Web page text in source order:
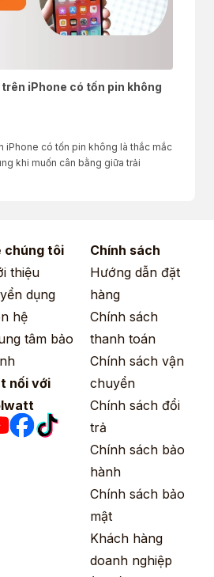
trên iPhone có tốn pin không
iPhone có tốn pin không là thắc mắc
khi muốn cân bằng giữa trải
chúng tôi
thiệu
dụng
hệ
tâm bảo
nối với
Chính sách
Hướng dẫn đặt
hàng
Chính sách
thanh toán
Chính sách vận
chuyển
Chính sách đổi
trả
Chính sách bảo
hành
Chính sách bảo
mật
Khách hàng
doanh nghiệp